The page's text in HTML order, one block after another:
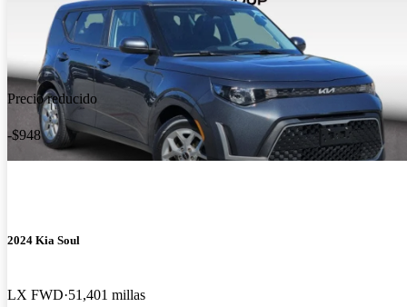
Precio reducido
-$948
2024 Kia Soul
LX FWD 51,401 millas